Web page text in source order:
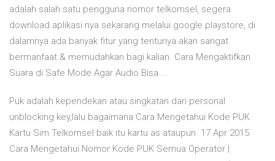
adalah salah satu pengguna nomor telkomsel, segera
download aplikasi nya sekarang melalui google playstore, di
dalamnya ada banyak fitur yang tentunya akan sangat
bermanfaat & memudahkan bagi kalian. Cara Mengaktifkan
Suara di Safe Mode Agar Audio Bisa ...
Puk adalah kependekan atau singkatan dari personal
unblocking key,lalu bagaimana Cara Mengetahui Kode PUK
Kartu Sim Telkomsel baik itu kartu as ataupun 17 Apr 2015
Cara Mengetahui Nomor Kode PUK Semua Operator |